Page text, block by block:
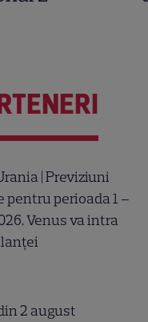
| Previziuni
pentru perioada 1 –
Venus va intra
2 august